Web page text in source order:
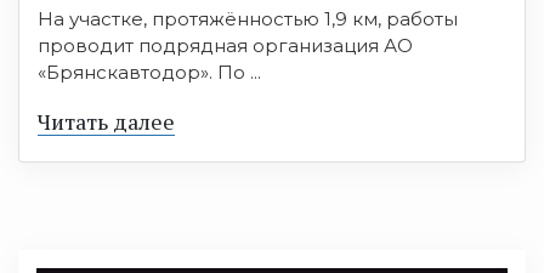
На участке, протяжённостью 1,9 км, работы
проводит подрядная организация АО
«Брянскавтодор». По ...
Читать далее